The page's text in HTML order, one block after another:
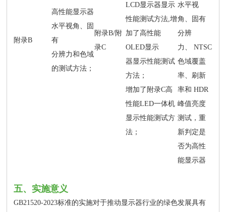
附录B
高性能显示器
水平视角、固
有
分辨力和色域
的测试方法；
附录B/附
录C
LCD显示器显示
性能测试方法,增
加了高性能
OLED显示
器显示性能测试
方法；
增加了附录C高
性能LED一体机
显示性能测试方
法；
水平视
角、固有
分辨
力、 NTSC
色域覆盖
率、刷新
率和 HDR
峰值亮度
测试，重
新判定是
否为高性
能显示器
五、实施意义
GB21520-2023标准的实施对于推动显示器行业的绿色发展具有